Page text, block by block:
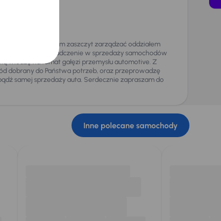
od niedawna mam zaszczyt zarządzać oddziałem
duże doświadczenie w sprzedaży samochodów
wiedzę na temat gałęzi przemysłu automotive. Z
dobrany do Państwa potrzeb, oraz przeprowadzę
samej sprzedaży auta. Serdecznie zapraszam do
Inne polecane samochody